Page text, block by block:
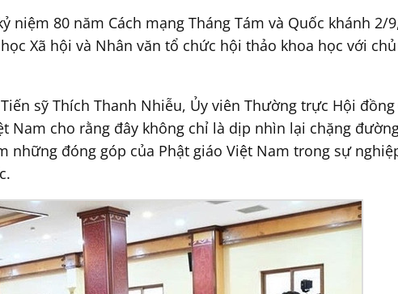
niệm 80 năm Cách mạng Tháng Tám và Quốc khánh 2/
Xã hội và Nhân văn tổ chức hội thảo khoa học với
sỹ Thích Thanh Nhiễu, Ủy viên Thường trực Hội
Nam cho rằng đây không chỉ là dịp nhìn lại chặng
những đóng góp của Phật giáo Việt Nam trong sự